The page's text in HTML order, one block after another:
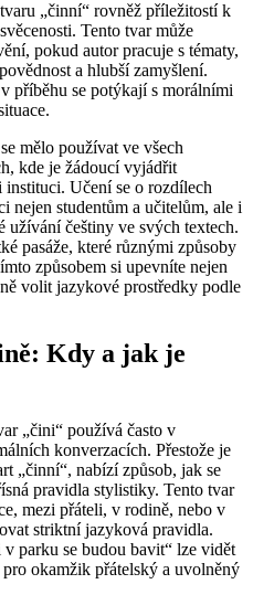
„činní“ rovněž příležitostí k
Tento tvar může
pokud autor pracuje s tématy,
a hlubší zamyšlení.
příběhu se potýkají s morálními
mělo používat ve všech
kde je žádoucí vyjádřit
instituci. Učení se o rozdílech
nejen studentům a učitelům, ale i
užívání češtiny ve svých textech.
pasáže, které různými způsoby
způsobem si upevníte nejen
volit jazykové prostředky podle
Kdy a jak je
„čini“ používá často v
konverzacích. Přestože je
„činní“, nabízí způsob, jak se
pravidla stylistiky. Tento tvar
mezi přáteli, v rodině, nebo v
striktní jazyková pravidla.
parku se budou bavit“ lze vidět
okamžik přátelský a uvolněný